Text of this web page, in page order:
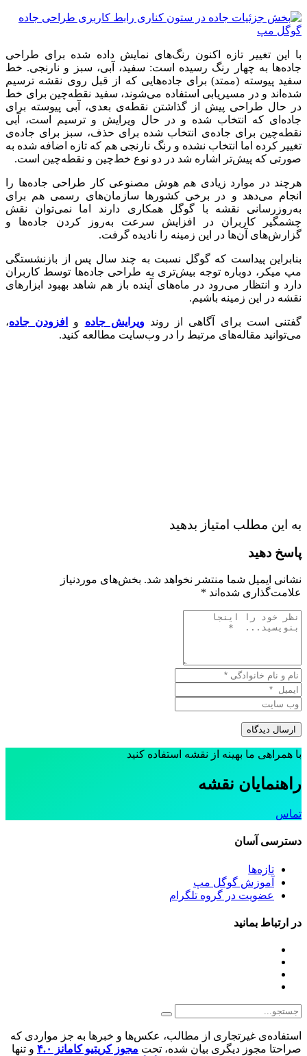
با این تغییر تازه اکنون رنگ‌های نمایش داده شده برای طراحی
جاده‌ها به چهار رنگ رسیده است: سفید، آبی، سبز و نارنجی. خط
سفید پیوسته (ممتد) برای جاده‌هایی که از قبل روی نقشه ترسیم
شده‌اند و در مسیریابی استفاده می‌شوند، سفید نقطه‌چین برای خط
در حال طراحی پیش از گذاشتن نقطه‌ی بعدی، آبی پیوسته برای
جاده‌ای که انتخاب شده و در حال ویرایش و ترسیم است، آبی
نقطه‌چین برای جاده‌ی انتخاب شده برای حذف، سبز برای جاده‌ی
تغییر کرده اما انتخاب نشده و رنگ نارنجی هم که تازه اضافه شده به
صورتی که پیش‌تر اشاره شد در دو نوع خط‌چین و نقطه‌چین است.
هرچند در موارد زیادی هم هوش مصنوعی کار طراحی جاده‌ها را
انجام می‌دهد و در برخی کشورها سازمان‌های رسمی هم برای
به‌روزرسانی نقشه با گوگل همکاری دارند اما نمی‌توان نقش
چشمگیر کاربران در افزایش سرعت به‌روز کردن جاده‌ها و
گزارش‌های آن‌ها در این زمینه را نادیده گرفت.
بنابراین پیداست که گوگل نسبت به چند سال پس از بازنشستگی
مپ میکر، دوباره توجه بیش‌تری به طراحی جاده‌ها توسط کاربران
دارد و انتظار می‌رود در ماه‌های آینده باز هم شاهد بهبود ابزارهای
نقشه در این زمینه باشیم.
گفتنی است برای آگاهی از روندویرایش جاده و افزودن جاده،
می‌توانید مقاله‌های مرتبط را در وب‌سایت مطالعه کنید.
به این مطلب امتیاز بدهید
پاسخ دهید
نشانی ایمیل شما منتشر نخواهد شد. بخش‌های موردنیاز
علامت‌گذاری شده‌اند *
با همراهی ما بهینه از نقشه استفاده کنید
راهنمایان نقشه
تماس
دسترسی آسان
تازه‌ها
آموزش گوگل مپ
عضویت در گروه تلگرام
در ارتباط بمانید
استفاده‌ی غیرتجاری از مطالب، عکس‌ها و خبرها به جز مواردی که
صراحتا مجوز دیگری بیان شده، تحت مجوز کریتیو کامانز ۴.۰ و تنها